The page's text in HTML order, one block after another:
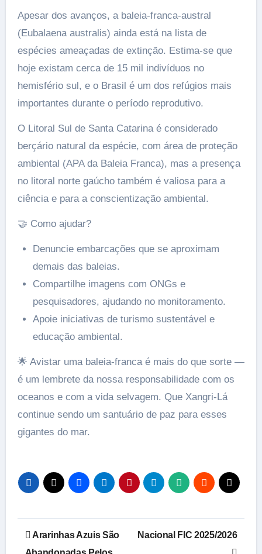
Apesar dos avanços, a baleia-franca-austral
(Eubalaena australis) ainda está na lista de
espécies ameaçadas de extinção. Estima-se que
hoje existam cerca de 15 mil indivíduos no
hemisfério sul, e o Brasil é um dos refúgios mais
importantes durante o período reprodutivo.
O Litoral Sul de Santa Catarina é considerado
berçário natural da espécie, com área de proteção
ambiental (APA da Baleia Franca), mas a presença
no litoral norte gaúcho também é valiosa para a
ciência e para a conscientização ambiental.
🤝 Como ajudar?
Denuncie embarcações que se aproximam
demais das baleias.
Compartilhe imagens com ONGs e
pesquisadores, ajudando no monitoramento.
Apoie iniciativas de turismo sustentável e
educação ambiental.
🌟 Avistar uma baleia-franca é mais do que sorte —
é um lembrete da nossa responsabilidade com os
oceanos e com a vida selvagem. Que Xangri-Lá
continue sendo um santuário de paz para esses
gigantes do mar.
Navegação
Ararinhas Azuis São
Nacional FIC 2025/2026